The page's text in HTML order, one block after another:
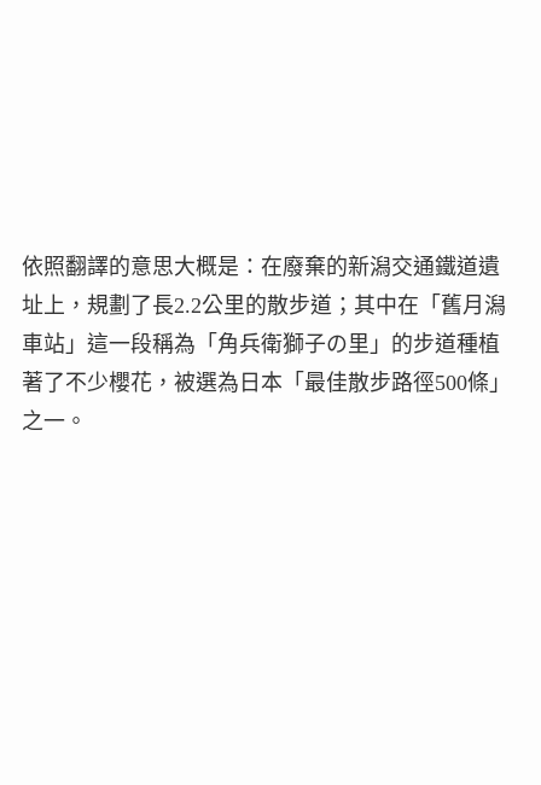
依照翻譯的意思大概是：在廢棄的新潟交通鐵道遺
址上，規劃了長2.2公里的散步道；其中在「舊月潟
車站」這一段稱為「角兵衛獅子の里」的步道種植
著了不少櫻花，被選為日本「最佳散步路徑500條」
之一。